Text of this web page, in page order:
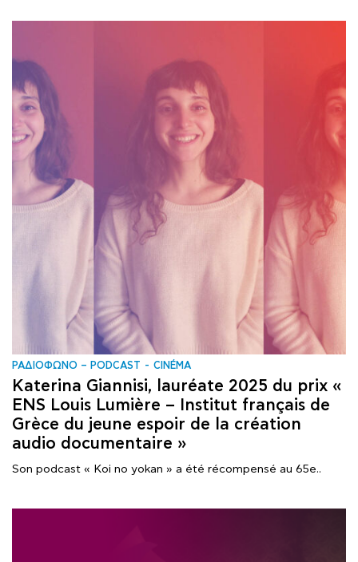
ΡΑΔΙΟΦΩΝΟ – PODCAST CINÉMA
Katerina Giannisi, lauréate 2025 du prix «
ENS Louis Lumière – Institut français de
Grèce du jeune espoir de la création
audio documentaire »
Son podcast « Koi no yokan » a été récompensé au 65e..